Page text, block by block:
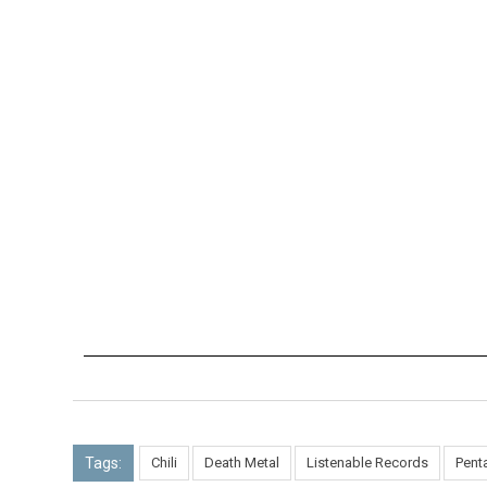
Tags: Chili Death Metal Listenable Records